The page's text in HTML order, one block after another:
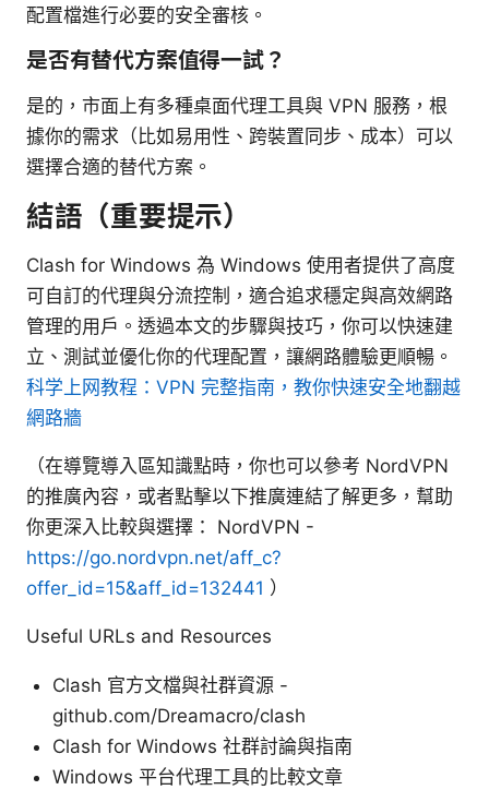
配置檔進行必要的安全審核。
是否有替代方案值得一試？
是的，市面上有多種桌面代理工具與 VPN 服務，根
據你的需求（比如易用性、跨裝置同步、成本）可以
選擇合適的替代方案。
結語（重要提示）
Clash for Windows 為 Windows 使用者提供了高度
可自訂的代理與分流控制，適合追求穩定與高效網路
管理的用戶。透過本文的步驟與技巧，你可以快速建
立、測試並優化你的代理配置，讓網路體驗更順暢。
科学上网教程：VPN 完整指南，教你快速安全地翻越
網路牆
（在導覽導入區知識點時，你也可以參考 NordVPN
的推廣內容，或者點擊以下推廣連結了解更多，幫助
你更深入比較與選擇： NordVPN -
https://go.nordvpn.net/aff_c?
offer_id=15&aff_id=132441 ）
Useful URLs and Resources
Clash 官方文檔與社群資源 -
github.com/Dreamacro/clash
Clash for Windows 社群討論與指南
Windows 平台代理工具的比較文章